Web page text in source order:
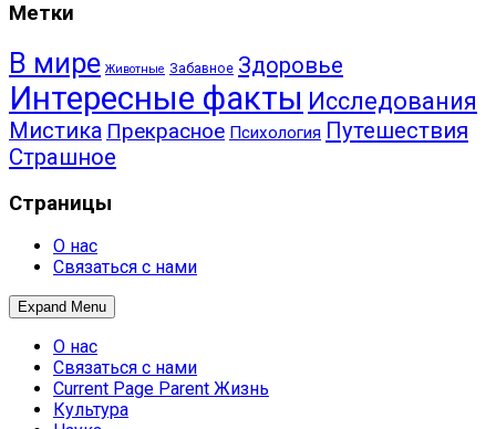
Метки
В мире Животные Забавное Здоровье
Интересные факты Исследования
Мистика Прекрасное Психология Путешествия
Страшное
Страницы
О нас
Связаться с нами
Expand Menu
О нас
Связаться с нами
Current Page Parent Жизнь
Культура